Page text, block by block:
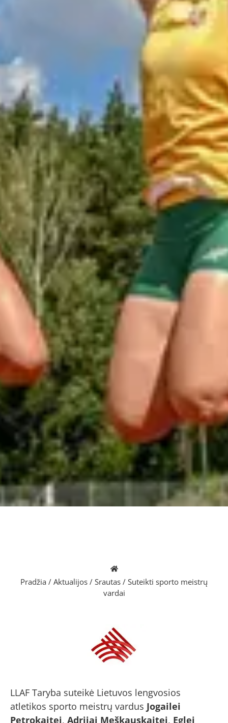
Pradžia / Aktualijos / Srautas / Suteikti sporto meistrų
vardai
LLAF Taryba suteikė Lietuvos lengvosios
atletikos sporto meistrų vardus Jogailei
Petrokaitei, Adrijai Meškauskaitei, Eglei